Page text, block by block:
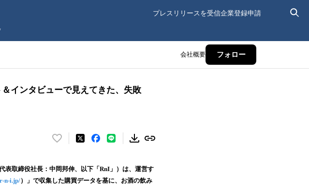
プレスリリースを受信企業登録申請
会社概要 フォロー
インタビューで見えてきた、失敗
い
！
数
表取締役社長：中岡邦伸、以下「RnI」）は、運営す
n-i.jp/）」で収集した購買データを基に、お酒の飲み